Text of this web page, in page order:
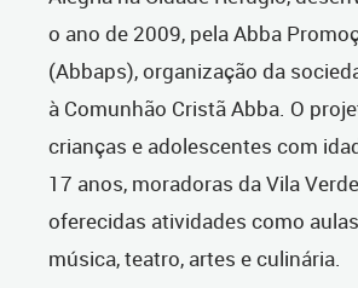
o ano de 2009, pela Abba
(Abbaps), organização da
à Comunhão Cristã Abba. O
crianças e adolescentes com
17 anos, moradoras da Vila
oferecidas atividades como
música, teatro, artes e culinária.